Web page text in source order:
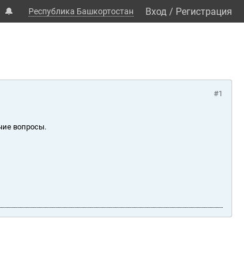
🔔 Республика Башкортостан Вход / Регистрация
#1
вопросы.